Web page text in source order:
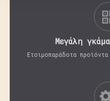
Μεγάλη
Ετοιμοπαράδοτα